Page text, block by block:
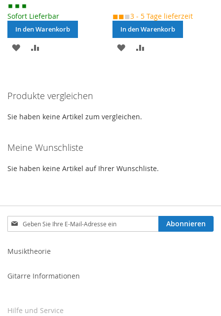
Sofort Lieferbar
In den Warenkorb
MERKEN
◼◼◼3 - 5 Tage lieferzeit
In den Warenkorb
MERKEN
Produkte vergleichen
Sie haben keine Artikel zum vergleichen.
Meine Wunschliste
Sie haben keine Artikel auf Ihrer Wunschliste.
Melden
Sie
für
an:
Abonnieren
Musiktheorie
Gitarre Informationen
Hilfe und Service